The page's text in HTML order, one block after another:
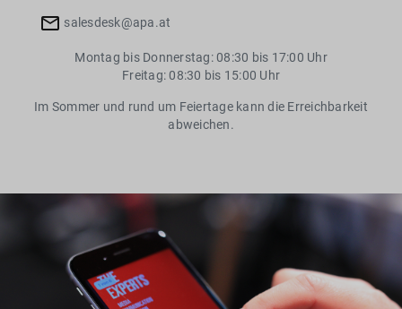
mail salesdesk@apa.at
Montag bis Donnerstag: 08:30 bis 17:00 Uhr
Freitag: 08:30 bis 15:00 Uhr
Im Sommer und rund um Feiertage kann die Erreichbarkeit
abweichen.